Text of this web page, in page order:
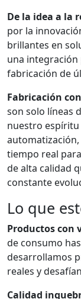
De la idea a la
por la
brillantes en
una integración
fabricación de
Fabricación
son solo líneas
nuestro espíritu
tiempo real
de alta calidad
constante
Lo que
Productos con
de consumo
desarrollamos
reales y
Calidad